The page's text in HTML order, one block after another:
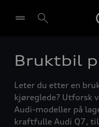
Velg forhandler
Bruktbil
Leter du etter en
kjøreglede? Utforsk
Audi-modeller på
kraftfulle Audi Q7,